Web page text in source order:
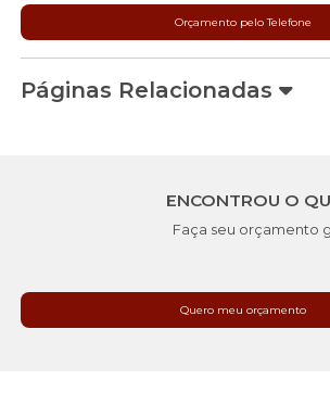
Orçamento pelo Telefone
Páginas Relacionadas
ENCONTROU O
Faça seu orçamento
Quero meu orçamento